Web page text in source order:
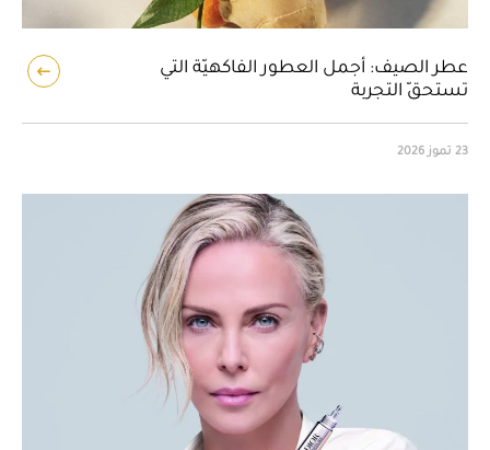
عطر الصيف: أجمل العطور الفاكهيّة التي
تستحقّ التجربة
23 تموز 2026